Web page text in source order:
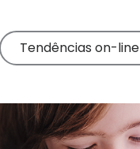
Tendências on-line